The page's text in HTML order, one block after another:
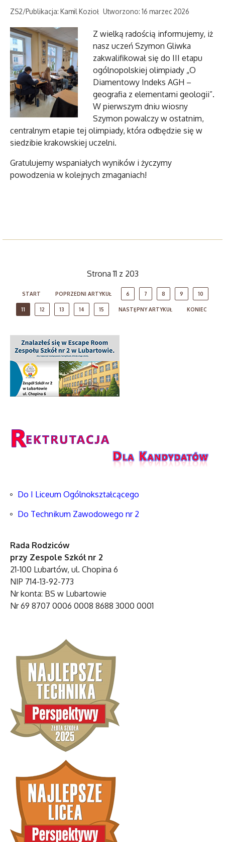
ZS2/Publikacja: Kamil Kozioł Utworzono: 16 marzec 2026
Z wielką radością informujemy, iż
nasz uczeń Szymon Gliwka
zakwalifikował się do III etapu
ogólnopolskiej olimpiady „O
Diamentowy Indeks AGH –
geografia z elementami geologii”.
W pierwszym dniu wiosny
Szymon powalczy w ostatnim,
centralnym etapie tej olimpiady, która odbędzie się w
siedzibie krakowskiej uczelni.
Gratulujemy wspaniałych wyników i życzymy
powodzenia w kolejnych zmaganiach!
Strona 11 z 203
START POPRZEDNI ARTYKUŁ 6 7 8 9 10
11 12 13 14 15 NASTĘPNY ARTYKUŁ KONIEC
Do I Liceum Ogólnokształcącego
Do Technikum Zawodowego nr 2
Rada Rodziców
przy Zespole Szkół nr 2
21-100 Lubartów, ul. Chopina 6
NIP 714-13-92-773
Nr konta: BS w Lubartowie
Nr 69 8707 0006 0008 8688 3000 0001